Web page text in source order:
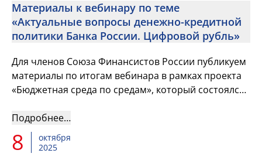
Материалы к вебинару по теме
«Актуальные вопросы денежно-кредитной
политики Банка России. Цифровой рубль»
Для членов Союза Финансистов России публикуем
материалы по итогам вебинара в рамках проекта
«Бюджетная среда по средам», который состоялся
Подробнее…
8
октября
2025